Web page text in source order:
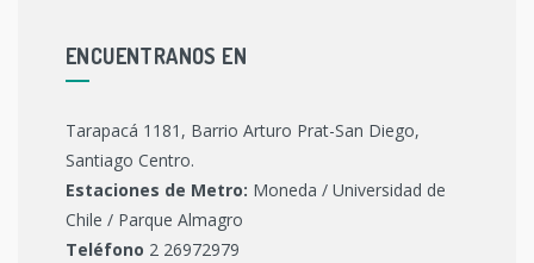
ENCUENTRANOS EN
Tarapacá 1181, Barrio Arturo Prat-San Diego,
Santiago Centro.
Estaciones de Metro: Moneda / Universidad de
Chile / Parque Almagro
Teléfono 2 26972979